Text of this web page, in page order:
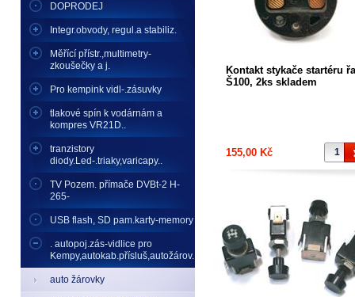
DOPRODEJ
Integr.obvody, regul.a stabiliz.
Měřící přístr.,multimetry-
zkoušečky a j.
Pro kempink vidl-.zásuvky
tlakové spín k vodárnám a
kompres VR21D..
tranzistory
diody.Led-.triaky,varicapy..
TV Pozem. přímače DVBt-2 H-
265-
USB flash, SD pam.karty-memory
. autopoj.zás-vidlice pro
Kempy,autokab.přísluš,autožárov.
auto žárovky
Kontakt stykače startéru
Š100, 2ks skladem
155,00 Kč